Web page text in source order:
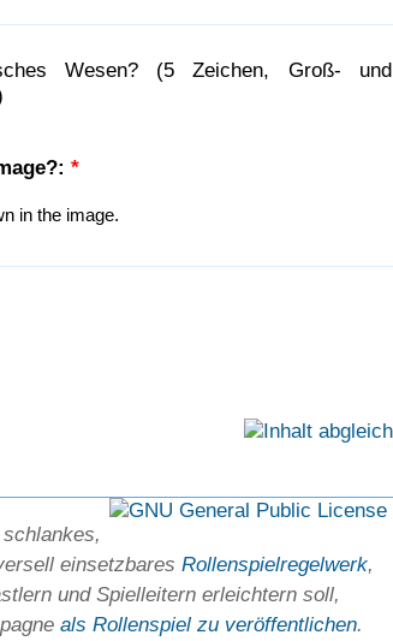
Wesen? (5 Zeichen, Groß- und
*
in the image.
einsetz­bares Rollen­spielregel­werk,
und Spiel­leitern erleichtern soll,
als Rollenspiel zu ver­öffent­lichen.